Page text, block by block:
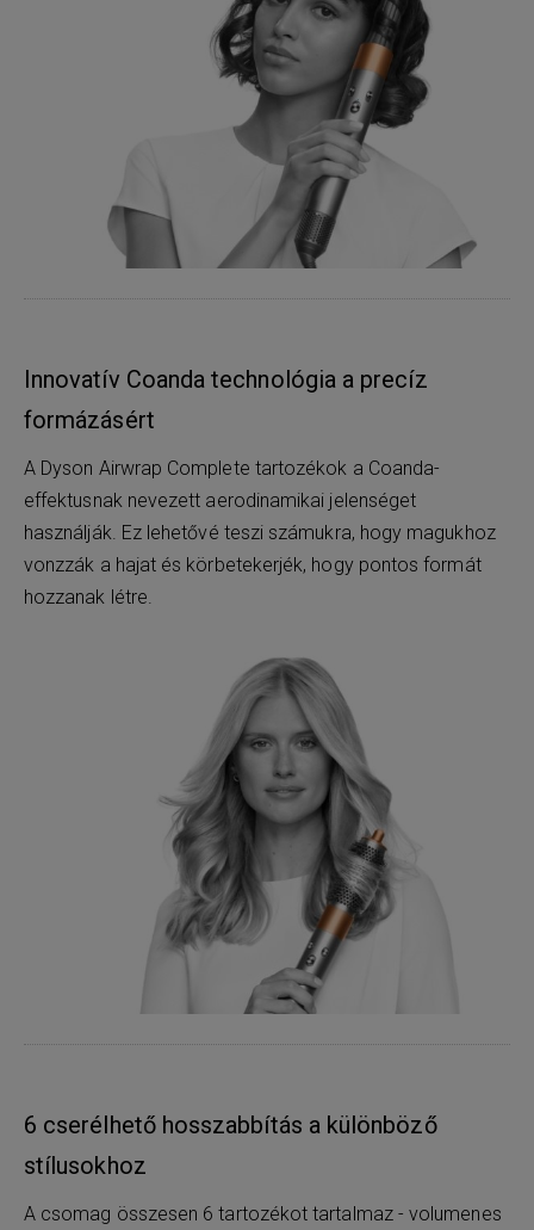
Innovatív Coanda technológia a precíz
formázásért
A Dyson Airwrap Complete tartozékok a Coanda-
effektusnak nevezett aerodinamikai jelenséget
használják. Ez lehetővé teszi számukra, hogy magukhoz
vonzzák a hajat és körbetekerjék, hogy pontos formát
hozzanak létre.
6 cserélhető hosszabbítás a különböző
stílusokhoz
A csomag összesen 6 tartozékot tartalmaz - volumenes